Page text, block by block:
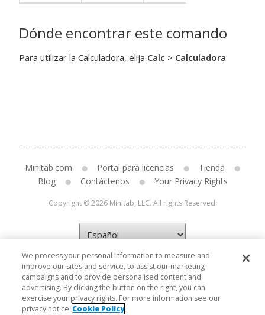
Dónde encontrar este comando
Para utilizar la Calculadora, elija Calc > Calculadora.
Minitab.com Portal para licencias
Tienda
Blog
Contáctenos Your Privacy Rights
Copyright © 2026 Minitab, LLC. All rights Reserved.
We process your personal information to measure and
improve our sites and service, to assist our marketing
campaigns and to provide personalised content and
advertising. By clicking the button on the right, you can
exercise your privacy rights. For more information see our
privacy notice Cookie Policy